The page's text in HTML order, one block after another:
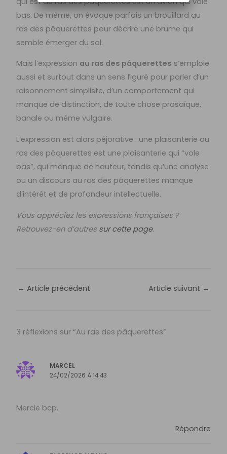
bas. De même, on évoque parfois un brouillard au
ras des pâquerettes pour décrire une brume qui
semble émerger du sol.
Mais l’expression au ras des pâquerettes s’emploie
aussi et surtout dans un sens figuré pour parler d’un
raisonnement simpliste, d’un comportement qui
manque de distinction, de toute chose prosaïque,
banale ou même vulgaire.
L’expression est alors péjorative : une plaisanterie au
ras des pâquerettes est une plaisanterie qui “vole
bas”, qui manque de hauteur, tandis qu’une analyse
ou un discours au ras des pâquerettes manque
d’intérêt et de profondeur intellectuelle.
Vous appréciez les expressions françaises ?
Retrouvez-en d’autres sur cette page.
← Article précédent Article suivant →
3 réflexions sur “Au ras des pâquerettes”
MARCEL
24/02/2026 À 14:43
Mercie bcp.
Répondre